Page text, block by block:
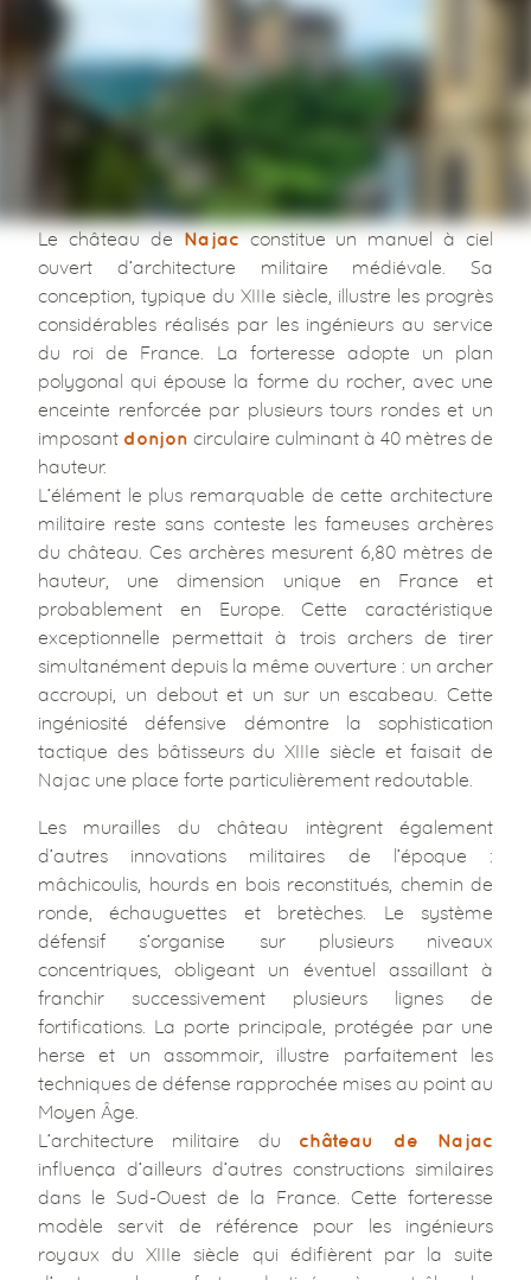
Le château deNajacconstitue un manuel à ciel
ouvert d’architecture militaire médiévale. Sa
conception, typique du XIIIe siècle, illustre les progrès
considérables réalisés par les ingénieurs au service
du roi de France. La forteresse adopte un plan
polygonal qui épouse la forme du rocher, avec une
enceinte renforcée par plusieurs tours rondes et un
imposant donjon circulaire culminant à 40 mètres de
hauteur.
L’élément le plus remarquable de cette architecture
militaire reste sans conteste les fameuses archères
du château. Ces archères mesurent 6,80 mètres de
hauteur, une dimension unique en France et
probablement en Europe. Cette caractéristique
exceptionnelle permettait à trois archers de tirer
simultanément depuis la même ouverture : un archer
accroupi, un debout et un sur un escabeau. Cette
ingéniosité défensive démontre la sophistication
tactique des bâtisseurs du XIIIe siècle et faisait de
Najac une place forte particulièrement redoutable.
Les murailles du château intègrent également
d’autres innovations militaires de l’époque :
mâchicoulis, hourds en bois reconstitués, chemin de
ronde, échauguettes et bretèches. Le système
défensif s’organise sur plusieurs niveaux
concentriques, obligeant un éventuel assaillant à
franchir successivement plusieurs lignes de
fortifications. La porte principale, protégée par une
herse et un assommoir, illustre parfaitement les
techniques de défense rapprochée mises au point au
Moyen Âge.
L’architecture militaire du château de Najac
influença d’ailleurs d’autres constructions similaires
dans le Sud-Ouest de la France. Cette forteresse
modèle servit de référence pour les ingénieurs
royaux du XIIIe siècle qui édifièrent par la suite